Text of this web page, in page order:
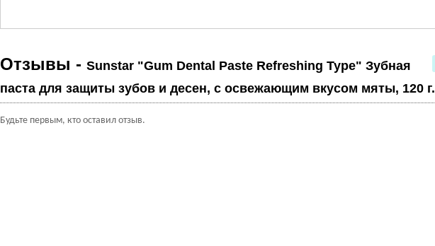
Отзывы -Sunstar "Gum Dental Paste Refreshing Type" Зубная
паста для защиты зубов и десен, с освежающим вкусом мяты, 120 г.
Будьте первым, кто оставил отзыв.